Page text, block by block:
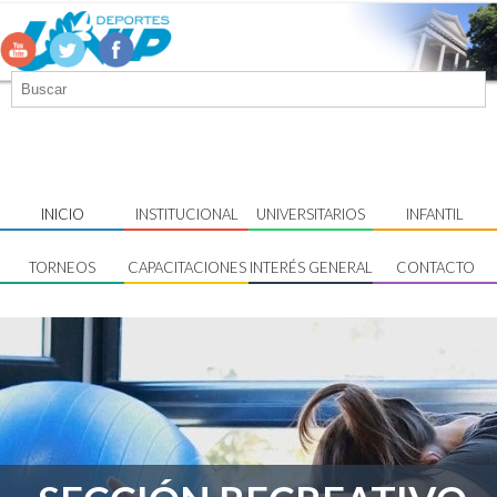
INICIO INSTITUCIONAL UNIVERSITARIOS INFANTIL
TORNEOS CAPACITACIONES INTERÉS GENERAL CONTACTO